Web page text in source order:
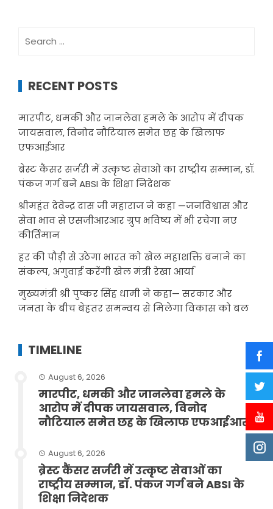
for:
RECENT POSTS
मारपीट, धमकी और जानलेवा हमले के आरोप में दीपक
जायसवाल, विनोद नौटियाल समेत छह के खिलाफ
एफआईआर
ब्रेस्ट कैंसर सर्जरी में उत्कृष्ट सेवाओं का राष्ट्रीय सम्मान, डॉ.
पंकज गर्ग बने ABSI के शिक्षा निदेशक
श्रीमहंत देवेन्द्र दास जी महाराज ने कहा —जनविश्वास और
सेवा भाव से एसजीआरआर ग्रुप भविष्य में भी रचेगा नए
कीर्तिमान
हर की पौड़ी से उठेगा भारत को खेल महाशक्ति बनाने का
संकल्प, अगुवाई करेंगी खेल मंत्री रेखा आर्या
मुख्यमंत्री श्री पुष्कर सिंह धामी ने कहा— सरकार और
जनता के बीच बेहतर समन्वय से मिलेगा विकास को बल
TIMELINE
August 6, 2026
मारपीट, धमकी और जानलेवा हमले के
आरोप में दीपक जायसवाल, विनोद
नौटियाल समेत छह के खिलाफ एफआईआर
August 6, 2026
ब्रेस्ट कैंसर सर्जरी में उत्कृष्ट सेवाओं का
राष्ट्रीय सम्मान, डॉ. पंकज गर्ग बने ABSI के
शिक्षा निदेशक